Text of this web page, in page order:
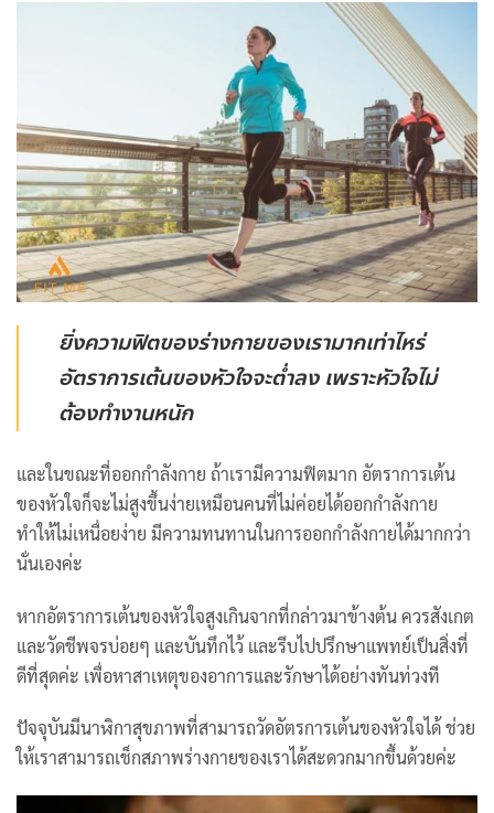
ยิ่งความฟิตของร่างกายของเรามากเท่าไหร่
อัตราการเต้นของหัวใจจะต่ำลง เพราะหัวใจไม่
ต้องทำงานหนัก
และในขณะที่ออกกำลังกาย ถ้าเรามีความฟิตมาก อัตราการเต้น
ของหัวใจก็จะไม่สูงขึ้นง่ายเหมือนคนที่ไม่ค่อยได้ออกกำลังกาย
ทำให้ไม่เหนื่อยง่าย มีความทนทานในการออกกำลังกายได้มากกว่า
นั่นเองค่ะ
หากอัตราการเต้นของหัวใจสูงเกินจากที่กล่าวมาข้างต้น ควรสังเกต
และวัดชีพจรบ่อยๆ และบันทึกไว้ และรีบไปปรึกษาแพทย์เป็นสิ่งที่
ดีที่สุดค่ะ เพื่อหาสาเหตุของอาการและรักษาได้อย่างทันท่วงที
ปัจจุบันมีนาฬิกาสุขภาพที่สามารถวัดอัตรการเต้นของหัวใจได้ ช่วย
ให้เราสามารถเช็กสภาพร่างกายของเราได้สะดวกมากขึ้นด้วยค่ะ